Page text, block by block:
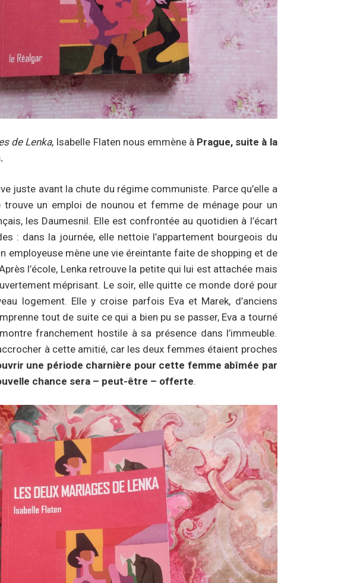
de Lenka, Isabelle Flaten nous emmène à Prague, suite à la
juste avant la chute du régime communiste. Parce qu’elle a
trouve un emploi de nounou et femme de ménage pour un
les Daumesnil. Elle est confrontée au quotidien à l’écart
: dans la journée, elle nettoie l’appartement bourgeois du
employeuse mène une vie éreintante faite de shopping et de
l’école, Lenka retrouve la petite qui lui est attachée mais
méprisant. Le soir, elle quitte ce monde doré pour
logement. Elle y croise parfois Eva et Marek, d’anciens
tout de suite ce qui a bien pu se passer, Eva a tourné
franchement hostile à sa présence dans l’immeuble.
à cette amitié, car les deux femmes étaient proches
une période charnière pour cette femme abîmée par
chance sera – peut-être – offerte.